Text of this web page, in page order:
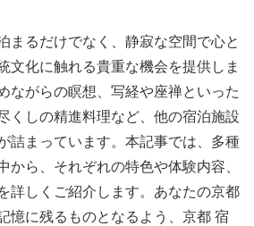
まるだけでなく、静寂な空間で心と
文化に触れる貴重な機会を提供しま
ながらの瞑想、写経や座禅といった
くしの精進料理など、他の宿泊施設
詰まっています。本記事では、多種
から、それぞれの特色や体験内容、
詳しくご紹介します。あなたの京都
憶に残るものとなるよう、京都 宿